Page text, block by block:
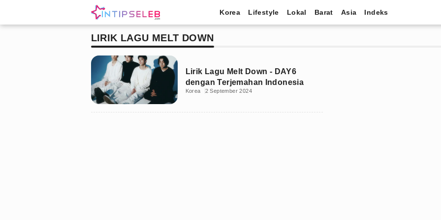
Korea Lifestyle Lokal Barat Asia Indeks
LIRIK LAGU MELT DOWN
Lirik Lagu Melt Down - DAY6
dengan Terjemahan Indonesia
Korea 2 September 2024